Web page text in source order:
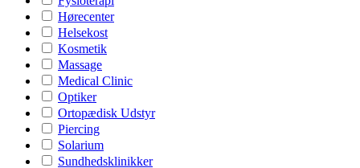
Hørecenter
Helsekost
Kosmetik
Massage
Medical Clinic
Optiker
Ortopædisk Udstyr
Piercing
Solarium
Sundhedsklinikker